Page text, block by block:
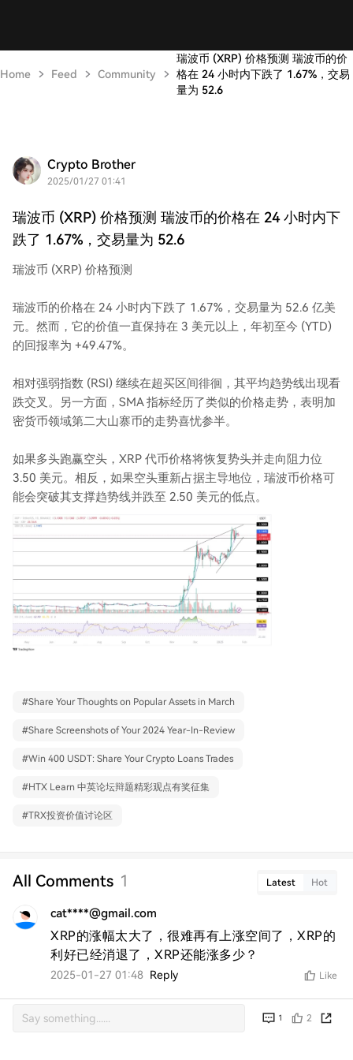
Home Feed Community
瑞波币 (XRP) 价格预测 瑞波币的价
格在 24 小时内下跌了 1.67%，交易
量为 52.6
Crypto Brother
2025/01/27 01:41
瑞波币 (XRP) 价格预测 瑞波币的价格在 24 小时内下
跌了 1.67%，交易量为 52.6
瑞波币 (XRP) 价格预测
瑞波币的价格在 24 小时内下跌了 1.67%，交易量为 52.6 亿美
元。然而，它的价值一直保持在 3 美元以上，年初至今 (YTD)
的回报率为 +49.47%。
相对强弱指数 (RSI) 继续在超买区间徘徊，其平均趋势线出现看
跌交叉。另一方面，SMA 指标经历了类似的价格走势，表明加
密货币领域第二大山寨币的走势喜忧参半。
如果多头跑赢空头，XRP 代币价格将恢复势头并走向阻力位
3.50 美元。相反，如果空头重新占据主导地位，瑞波币价格可
能会突破其支撑趋势线并跌至 2.50 美元的低点。
#Share Your Thoughts on Popular Assets in March
#Share Screenshots of Your 2024 Year-In-Review
#Win 400 USDT: Share Your Crypto Loans Trades
#HTX Learn 中英论坛辩题精彩观点有奖征集
#TRX投资价值讨论区
All Comments 1 Latest Hot
cat****@gmail.com
XRP的涨幅太大了，很难再有上涨空间了，XRP的
利好已经消退了，XRP还能涨多少？
2025-01-27 01:48 Reply Like
1 2